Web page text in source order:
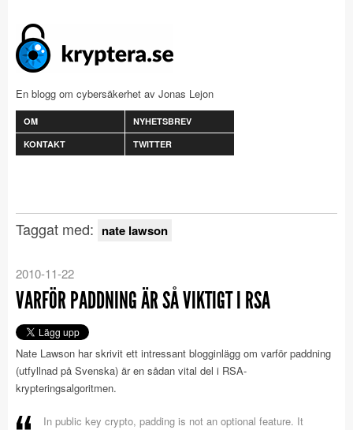
En blogg om cybersäkerhet av Jonas Lejon
OM
NYHETSBREV
KONTAKT
TWITTER
Taggat med: nate lawson
2010-11-22
VARFÖR PADDNING ÄR SÅ VIKTIGT I RSA
Nate Lawson har skrivit ett intressant blogginlägg om varför paddning
(utfyllnad på Svenska) är en sådan vital del i RSA-
krypteringsalgoritmen.
In public key crypto, padding is not an optional feature. It